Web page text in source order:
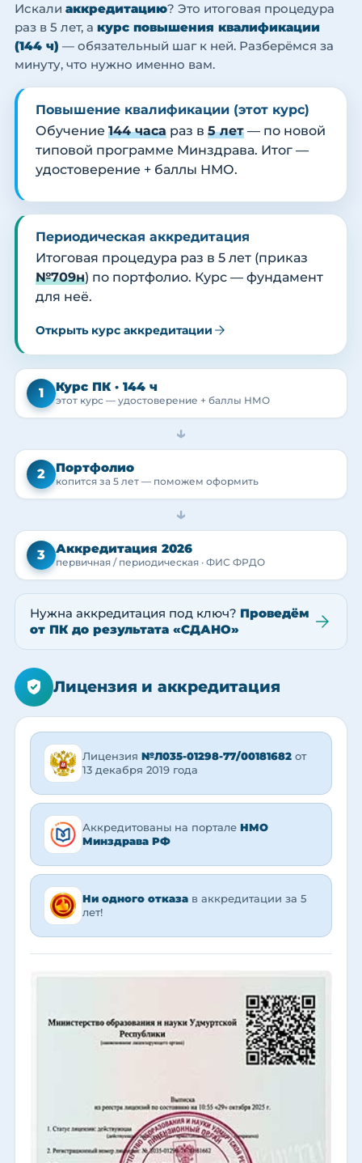
Искали аккредитацию? Это итоговая процедура
раз в 5 лет, а курс повышения квалификации
(144 ч) — обязательный шаг к ней. Разберёмся за
минуту, что нужно именно вам.
Повышение квалификации (этот курс)
Обучение 144 часа раз в 5 лет — по новой
типовой программе Минздрава. Итог —
удостоверение + баллы НМО.
Периодическая аккредитация
Итоговая процедура раз в 5 лет (приказ
№709н) по портфолио. Курс — фундамент
для неё.
Открыть курс аккредитации
1 Курс ПК · 144 ч
этот курс — удостоверение + баллы НМО
→
2 Портфолио
копится за 5 лет — поможем оформить
→
3 Аккредитация 2026
первичная / периодическая · ФИС ФРДО
Нужна аккредитация под ключ? Проведём
от ПК до результата «СДАНО»
Лицензия и аккредитация
Лицензия №Л035-01298-77/00181682 от
13 декабря 2019 года
Аккредитованы на портале НМО
Минздрава РФ
Ни одного отказа в аккредитации за 5
лет!